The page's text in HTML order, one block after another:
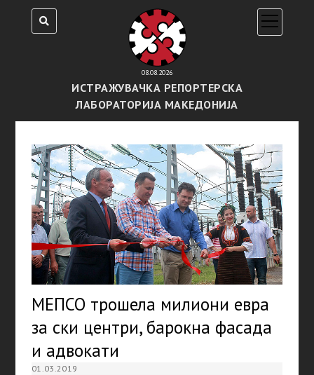
08.08.2026
ИСТРАЖУВАЧКА РЕПОРТЕРСКА
ЛАБОРАТОРИЈА МАКЕДОНИЈА
open
menu
МЕПСО трошела милиони евра
за ски центри, барокна фасада
и адвокати
01.03.2019